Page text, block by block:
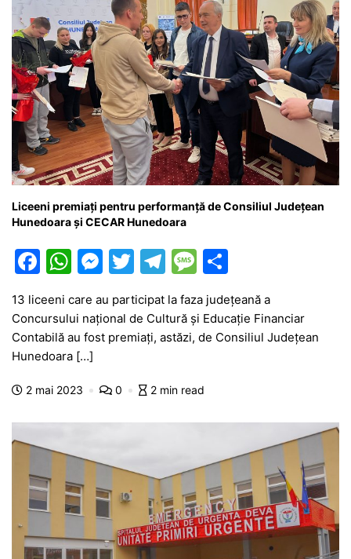
Liceeni premiați pentru performanță de Consiliul Județean
Hunedoara și CECAR Hunedoara
F
c
e
b
o
W
at
s
A
p
M
s
s
n
T
w
itt
er
T
el
e
gr
m
M
e
s
s
g
ta
je
13 liceeni care au participat la faza județeană a
Concursului național de Cultură și Educație Financiar
Contabilă au fost premiați, astăzi, de Consiliul Județean
Hunedoara […]
2 mai 2023 0 2 min read